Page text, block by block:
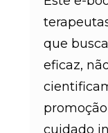
que
eficaz,
cuidado